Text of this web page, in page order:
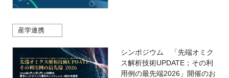
産学連携
シンポジウム 「先端オミク
ス解析技術UPDATE；その利
用例の最先端2026」開催のお